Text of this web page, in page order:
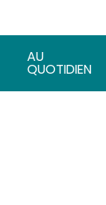
AU
QUOTIDIEN